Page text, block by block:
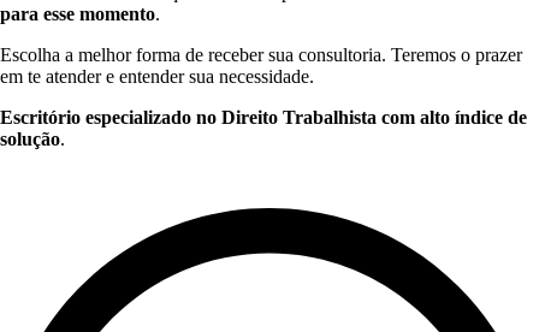
para esse momento.
Escolha a melhor forma de receber sua consultoria. Teremos o prazer
em te atender e entender sua necessidade.
Escritório especializado no Direito Trabalhista com alto índice de
solução.